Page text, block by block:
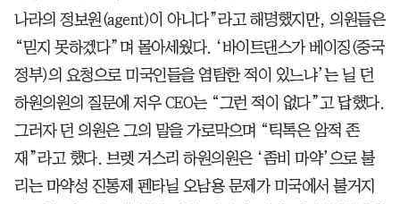
나라의 정보원(agent)이 아니다”라고 해명했지만, 의원들은
“믿지 못하겠다”며 몰아세웠다. ‘바이트댄스가 베이징(중국
정부)의 요청으로 미국인들을 염탐한 적이 있느냐’는 닐 던
하원의원의 질문에 저우 CEO는 “그런 적이 없다”고 답했다.
그러자 던 의원은 그의 말을 가로막으며 “틱톡은 암적 존
재”라고 했다. 브렛 거스리 하원의원은 ‘좀비 마약’으로 불
리는 마약성 진통제 펜타닐 오남용 문제가 미국에서 불거지